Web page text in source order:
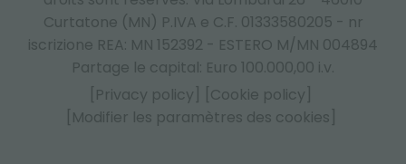
Curtatone (MN) P.IVA e C.F. 01333580205 - nr
iscrizione REA: MN 152392 - ESTERO M/MN 004894
Partage le capital: Euro 100.000,00 i.v.
[Privacy policy]
[Cookie policy]
[Modifier les paramètres des cookies]